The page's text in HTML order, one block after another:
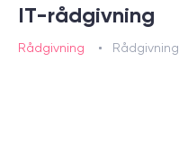
IT-rådgivning
Rådgivning Rådgivning